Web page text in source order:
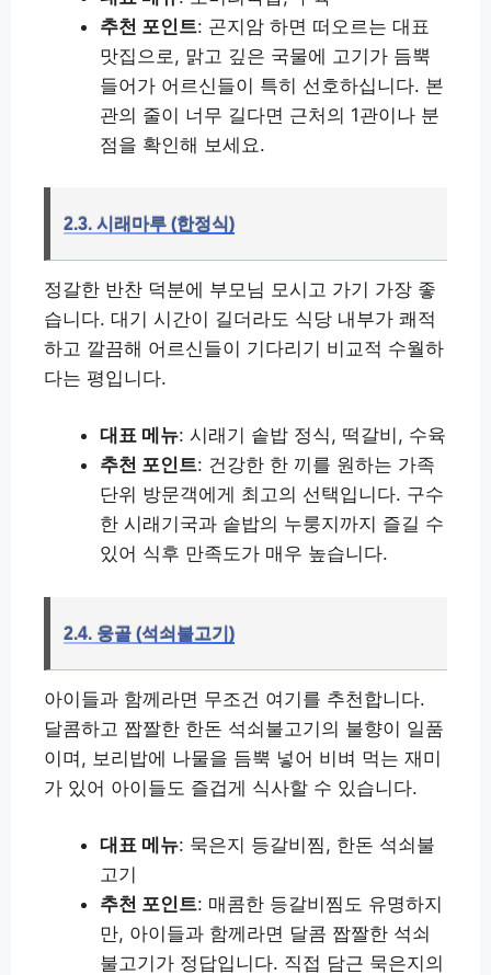
추천 포인트: 곤지암 하면 떠오르는 대표
맛집으로, 맑고 깊은 국물에 고기가 듬뿍
들어가 어르신들이 특히 선호하십니다. 본
관의 줄이 너무 길다면 근처의 1관이나 분
점을 확인해 보세요.
2.3. 시래마루 (한정식)
정갈한 반찬 덕분에 부모님 모시고 가기 가장 좋
습니다. 대기 시간이 길더라도 식당 내부가 쾌적
하고 깔끔해 어르신들이 기다리기 비교적 수월하
다는 평입니다.
대표 메뉴: 시래기 솥밥 정식, 떡갈비, 수육
추천 포인트: 건강한 한 끼를 원하는 가족
단위 방문객에게 최고의 선택입니다. 구수
한 시래기국과 솥밥의 누룽지까지 즐길 수
있어 식후 만족도가 매우 높습니다.
2.4. 웅골 (석쇠불고기)
아이들과 함께라면 무조건 여기를 추천합니다.
달콤하고 짭짤한 한돈 석쇠불고기의 불향이 일품
이며, 보리밥에 나물을 듬뿍 넣어 비벼 먹는 재미
가 있어 아이들도 즐겁게 식사할 수 있습니다.
대표 메뉴: 묵은지 등갈비찜, 한돈 석쇠불
고기
추천 포인트: 매콤한 등갈비찜도 유명하지
만, 아이들과 함께라면 달콤 짭짤한 석쇠
불고기가 정답입니다. 직접 담근 묵은지의